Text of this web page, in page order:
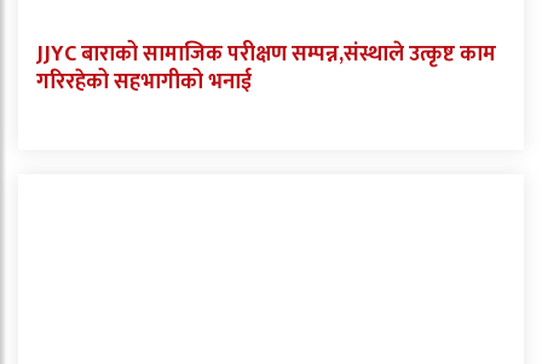
JJYC बाराको सामाजिक परीक्षण सम्पन्न,संस्थाले उत्कृष्ट काम
गरिरहेको सहभागीको भनाई